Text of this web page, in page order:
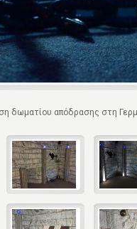
δωματίου απόδρασης στη